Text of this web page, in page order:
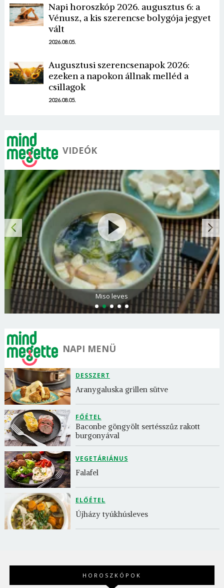
Napi horoszkóp 2026. augusztus 6: a
Vénusz, a kis szerencse bolygója jegyet
vált
2026.08.05.
Augusztusi szerencsenapok 2026:
ezeken a napokon állnak melléd a
csillagok
2026.08.05.
VIDEÓK
Citromos palacsinta
NAPI MENÜ
DESSZERT
Aranygaluska grillen sütve
FŐÉTEL
Baconbe göngyölt sertésszűz rakott
burgonyával
VEGETÁRIÁNUS
Falafel
ELŐÉTEL
Újházy tyúkhúsleves
HOROSZKÓPOK
Borsonline bejelentkezés
E-mail cím vagy felhasználónév
Jelszó